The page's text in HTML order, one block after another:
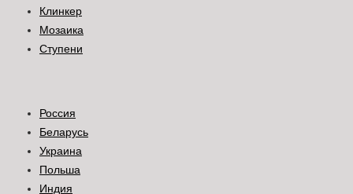
Клинкер
Мозаика
Ступени
Россия
Беларусь
Украина
Польша
Индия